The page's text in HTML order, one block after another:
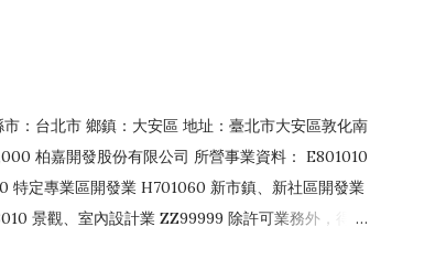
：台北市 鄉鎮：大安區 地址：臺北市大安區敦化南
柏嘉開發股份有限公司 所營事業資料： E801010
特定專業區開發業 H701060 新市鎮、新社區開發業
景觀、室內設計業 ZZ99999 除許可業務外，得經